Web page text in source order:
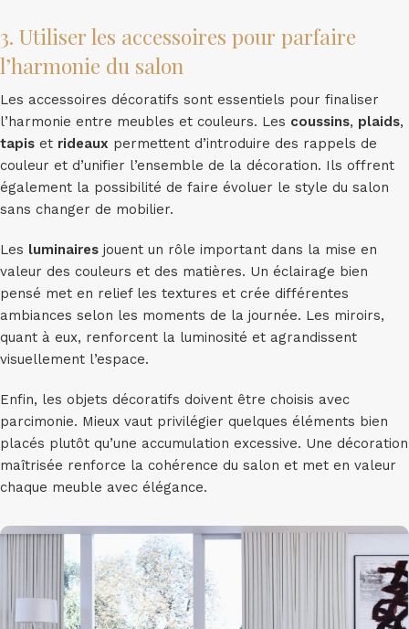
3. Utiliser les accessoires pour parfaire
l’harmonie du salon
Les accessoires décoratifs sont essentiels pour finaliser
l’harmonie entre meubles et couleurs. Les coussins, plaids,
tapis et rideaux permettent d’introduire des rappels de
couleur et d’unifier l’ensemble de la décoration. Ils offrent
également la possibilité de faire évoluer le style du salon
sans changer de mobilier.
Les luminaires jouent un rôle important dans la mise en
valeur des couleurs et des matières. Un éclairage bien
pensé met en relief les textures et crée différentes
ambiances selon les moments de la journée. Les miroirs,
quant à eux, renforcent la luminosité et agrandissent
visuellement l’espace.
Enfin, les objets décoratifs doivent être choisis avec
parcimonie. Mieux vaut privilégier quelques éléments bien
placés plutôt qu’une accumulation excessive. Une décoration
maîtrisée renforce la cohérence du salon et met en valeur
chaque meuble avec élégance.